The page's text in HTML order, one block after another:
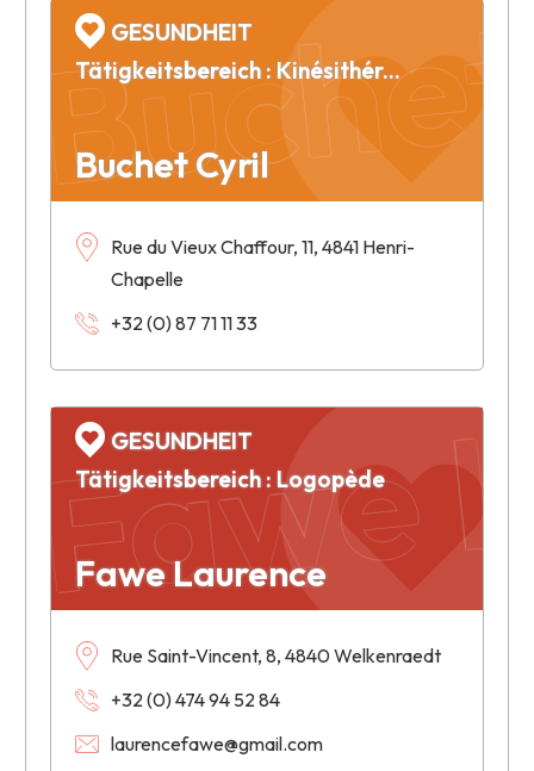
Buchet Cyril
GESUNDHEIT
Tätigkeitsbereich : Kinésithérapie - Ostéopathie
Rue du Vieux Chaffour, 11, 4841 Henri-
Chapelle
+32 (0) 87 71 11 33
Fawe
Fawe Laurence
GESUNDHEIT
Tätigkeitsbereich : Logopède
Rue Saint-Vincent, 8, 4840 Welkenraedt
+32 (0) 474 94 52 84
laurencefawe@gmail.com